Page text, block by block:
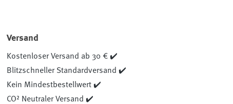
Versand
Kostenloser Versand ab 30 € ✔️
Blitzschneller Standardversand ✔️
Kein Mindestbestellwert ✔️
CO² Neutraler Versand ✔️